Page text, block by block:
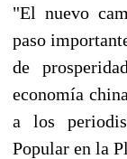
"El nuevo
paso
de
economía
a los
Popular en la